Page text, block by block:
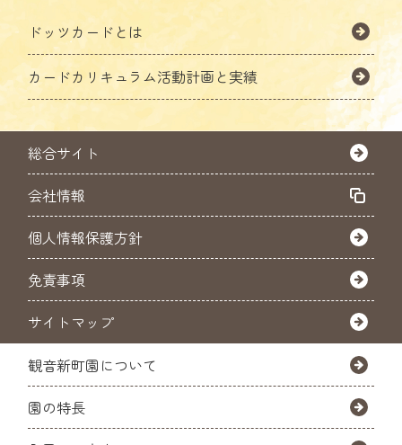
ドッツカードとは
カードカリキュラム活動計画と実績
総合サイト
会社情報
個人情報保護方針
免責事項
サイトマップ
観音新町園について
園の特長